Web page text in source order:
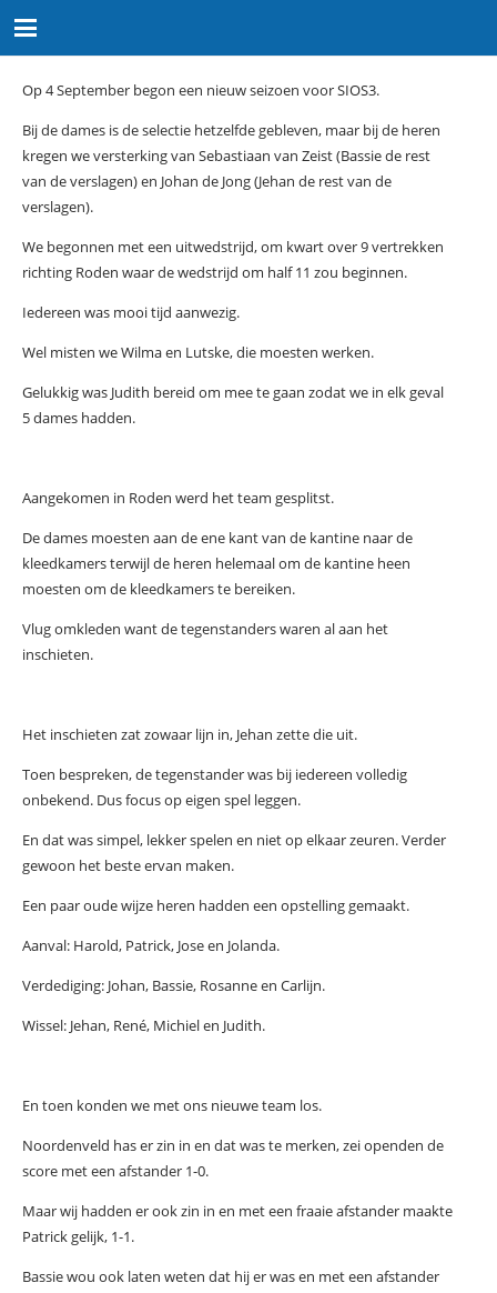
Op 4 September begon een nieuw seizoen voor SIOS3.
Bij de dames is de selectie hetzelfde gebleven, maar bij de heren
kregen we versterking van Sebastiaan van Zeist (Bassie de rest
van de verslagen) en Johan de Jong (Jehan de rest van de
verslagen).
We begonnen met een uitwedstrijd, om kwart over 9 vertrekken
richting Roden waar de wedstrijd om half 11 zou beginnen.
Iedereen was mooi tijd aanwezig.
Wel misten we Wilma en Lutske, die moesten werken.
Gelukkig was Judith bereid om mee te gaan zodat we in elk geval
5 dames hadden.
Aangekomen in Roden werd het team gesplitst.
De dames moesten aan de ene kant van de kantine naar de
kleedkamers terwijl de heren helemaal om de kantine heen
moesten om de kleedkamers te bereiken.
Vlug omkleden want de tegenstanders waren al aan het
inschieten.
Het inschieten zat zowaar lijn in, Jehan zette die uit.
Toen bespreken, de tegenstander was bij iedereen volledig
onbekend. Dus focus op eigen spel leggen.
En dat was simpel, lekker spelen en niet op elkaar zeuren. Verder
gewoon het beste ervan maken.
Een paar oude wijze heren hadden een opstelling gemaakt.
Aanval: Harold, Patrick, Jose en Jolanda.
Verdediging: Johan, Bassie, Rosanne en Carlijn.
Wissel: Jehan, René, Michiel en Judith.
En toen konden we met ons nieuwe team los.
Noordenveld has er zin in en dat was te merken, zei openden de
score met een afstander 1-0.
Maar wij hadden er ook zin in en met een fraaie afstander maakte
Patrick gelijk, 1-1.
Bassie wou ook laten weten dat hij er was en met een afstander